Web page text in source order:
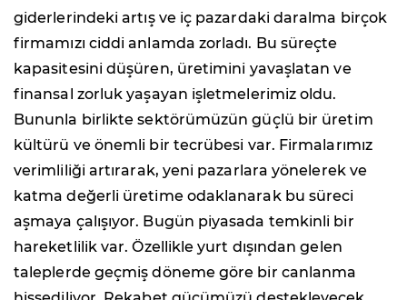
giderlerindeki artış ve iç pazardaki daralma birçok
firmamızı ciddi anlamda zorladı. Bu süreçte
kapasitesini düşüren, üretimini yavaşlatan ve
finansal zorluk yaşayan işletmelerimiz oldu.
Bununla birlikte sektörümüzün güçlü bir üretim
kültürü ve önemli bir tecrübesi var. Firmalarımız
verimliliği artırarak, yeni pazarlara yönelerek ve
katma değerli üretime odaklanarak bu süreci
aşmaya çalışıyor. Bugün piyasada temkinli bir
hareketlilik var. Özellikle yurt dışından gelen
taleplerde geçmiş döneme göre bir canlanma